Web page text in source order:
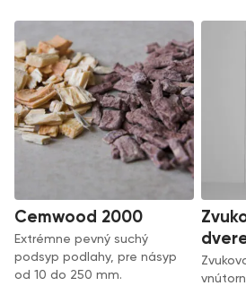
Cemwood 2000
Extrémne pevný suchý
podsyp podlahy, pre násyp
od 10 do 250 mm.